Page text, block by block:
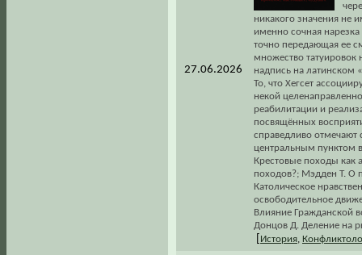
27.06.2026
никакого значения не
именно сочная
точно передающая ее
множество татуировок
надпись на латинском
То, что Хегсет
некой
реабилитации и
посвящённых
справедливо отмечают
центральным пунктом
Крестовые походы как
походов?; Мэдден Т. О
Католическое
освободительное
Влияние Гражданской
Донцов Д. Деление на
История,